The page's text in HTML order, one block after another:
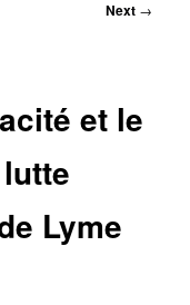
Next →
et le
Lyme